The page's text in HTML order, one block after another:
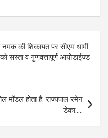
ail py
n
ar
e
की शिकायत पर सीएम धामी
सस्ता व गुणवत्तापूर्ण आयोडाईज्ड
मॉडल होता है: राज्यपाल रमेन
डेका…..